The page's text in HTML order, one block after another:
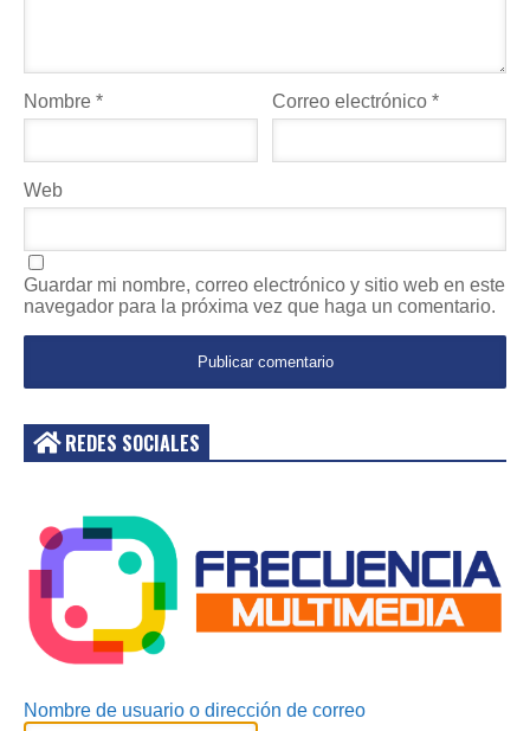
Nombre * Correo electrónico*
Web
Guardar mi nombre, correo electrónico y sitio web en este
navegador para la próxima vez que haga un comentario.
REDES SOCIALES
Nombre de usuario o dirección de correo